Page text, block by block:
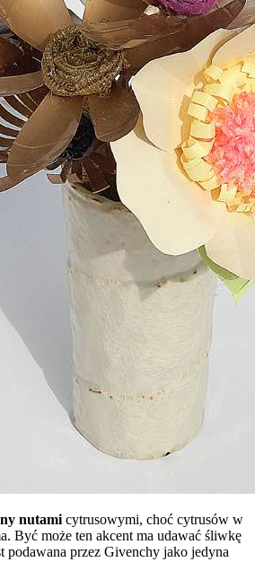
nutami cytrusowymi, choć cytrusów w
Być może ten akcent ma udawać śliwkę
podawana przez Givenchy jako jedyna